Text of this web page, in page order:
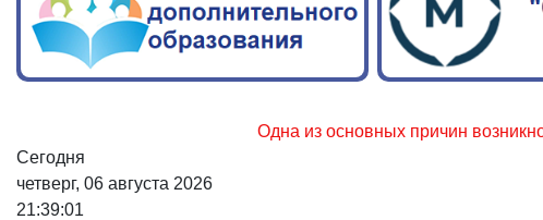
Одна из основных причин возникновения лесных
Сегодня
четверг, 06 августа 2026
21:39:02